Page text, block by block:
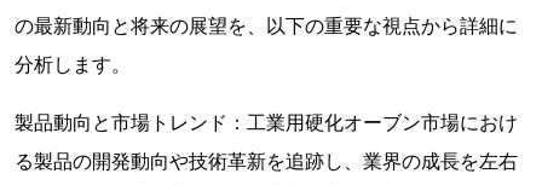
の最新動向と将来の展望を、以下の重要な視点から詳細に
分析します。
製品動向と市場トレンド：工業用硬化オーブン市場におけ
る製品の開発動向や技術革新を追跡し、業界の成長を左右